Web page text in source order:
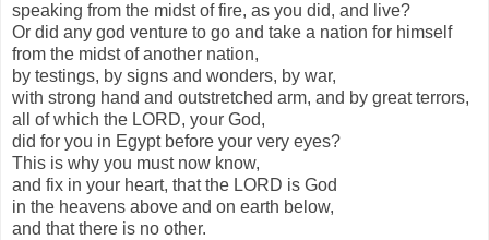
speaking from the midst of fire, as you did, and live?
Or did any god venture to go and take a nation for himself
from the midst of another nation,
by testings, by signs and wonders, by war,
with strong hand and outstretched arm, and by great terrors,
all of which the LORD, your God,
did for you in Egypt before your very eyes?
This is why you must now know,
and fix in your heart, that the LORD is God
in the heavens above and on earth below,
and that there is no other.